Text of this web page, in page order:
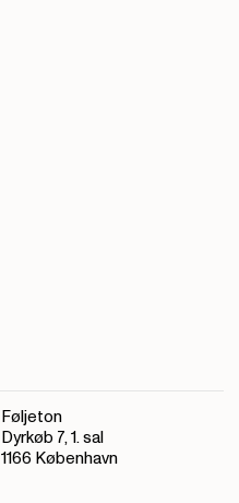
Føljeton
Dyrkøb 7, 1. sal
1166 København